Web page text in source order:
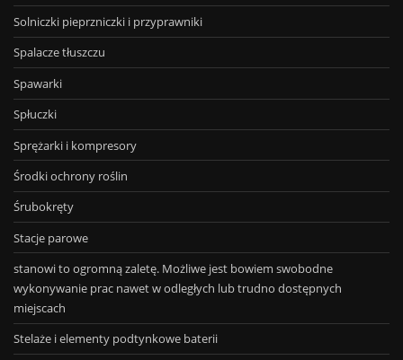
Solniczki pieprzniczki i przyprawniki
Spalacze tłuszczu
Spawarki
Spłuczki
Sprężarki i kompresory
Środki ochrony roślin
Śrubokręty
Stacje parowe
stanowi to ogromną zaletę. Możliwe jest bowiem swobodne
wykonywanie prac nawet w odległych lub trudno dostępnych
miejscach
Stelaże i elementy podtynkowe baterii